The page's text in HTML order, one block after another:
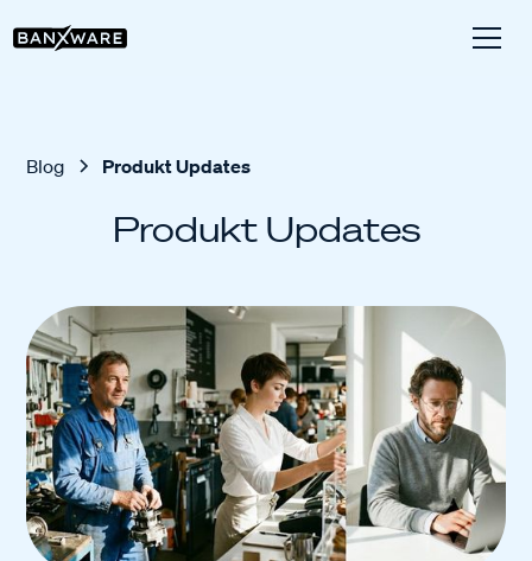
Blog Produkt Updates
Produkt Updates